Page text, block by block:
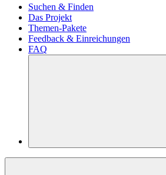
Suchen & Finden
Das Projekt
Themen-Pakete
Feedback & Einreichungen
FAQ